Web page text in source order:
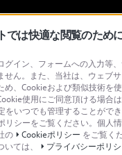
では快適な閲覧のため
グイン、フォームへの入力等
せん。また、当社は、ウェブ
め、Cookieおよび類似技術を
使用にご同意頂ける場合
をいつでも管理することがで
リシーをご覧ください。個人
の
Cookieポリシー をご覧く
ては、
プライバシーポリ